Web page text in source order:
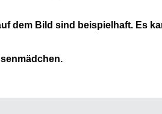
dem Bild sind beispielhaft. Es